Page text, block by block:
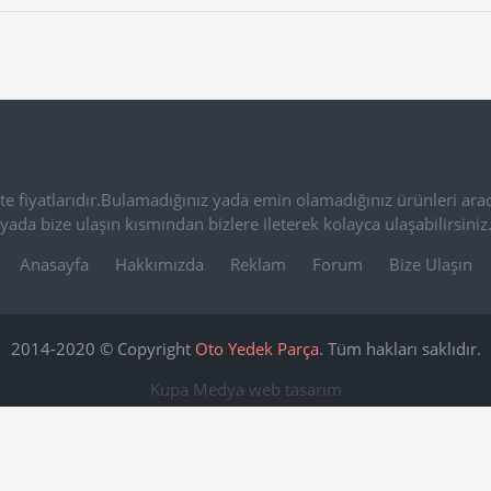
yada emin olamadığınız ürünleri
yada bize ulaşın kısmından bizlere ileterek kolayca ulaşabilirsiniz.
Anasayfa
Hakkımızda Reklam Forum Bize Ulaşın
2014-2020 © Copyright Oto Yedek Parça. Tüm hakları saklıdır.
Kupa Medya web tasarım